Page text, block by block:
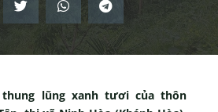
lũng xanh tươi của thôn